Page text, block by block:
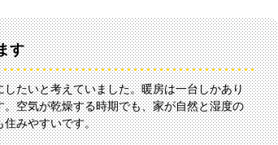
す
たいと考えていました。暖房は一台しかあり
空気が乾燥する時期でも、家が自然と湿度の
住みやすいです。